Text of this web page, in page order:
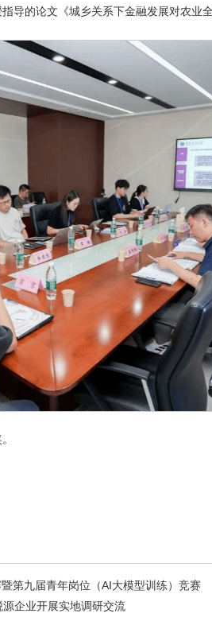
导的论文《城乡关系下金融发展对农业
第九届青年岗位（AI大模型训练）竞赛
企业开展实地调研交流